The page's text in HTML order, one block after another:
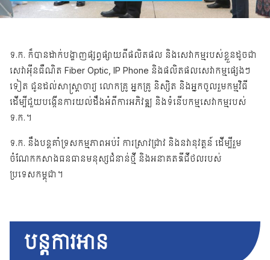
ទ.ក. ក៏បានដាក់បង្ហាញផ្សព្វផ្សាយពីផលិតផល និងសេវាកម្មរបស់ខ្លួនដូចជា
សេវាអុីនធឺណិត Fiber Optic, IP Phone និងផលិតផលសេវាកម្មផ្សេងៗ
ទៀត ជូនដល់សាស្ត្រាចារ្យ លោកគ្រូ អ្នកគ្រូ និស្សិត និងអ្នកចូលរួមកម្មវិធី
ដើម្បីជួយបង្កើនការយល់ដឹងអំពីការអភិវឌ្ឍ និងទំនើបកម្មសេវាកម្មរបស់
ទ.ក.។
ទ.ក. នឹងបន្តគាំទ្រសកម្មភាពអប់រំ ការស្រាវជ្រាវ និងនវានុវត្តន៍ ដើម្បីរួម
ចំណែកកសាងធនធានមនុស្សជំនាន់ថ្មី និងអនាគតឌីជីថលរបស់
ប្រទេសកម្ពុជា។
បន្តការអាន